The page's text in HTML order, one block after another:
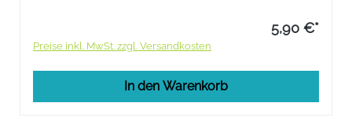
5,90 €*
Preise inkl. MwSt. zzgl. Versandkosten
In den Warenkorb